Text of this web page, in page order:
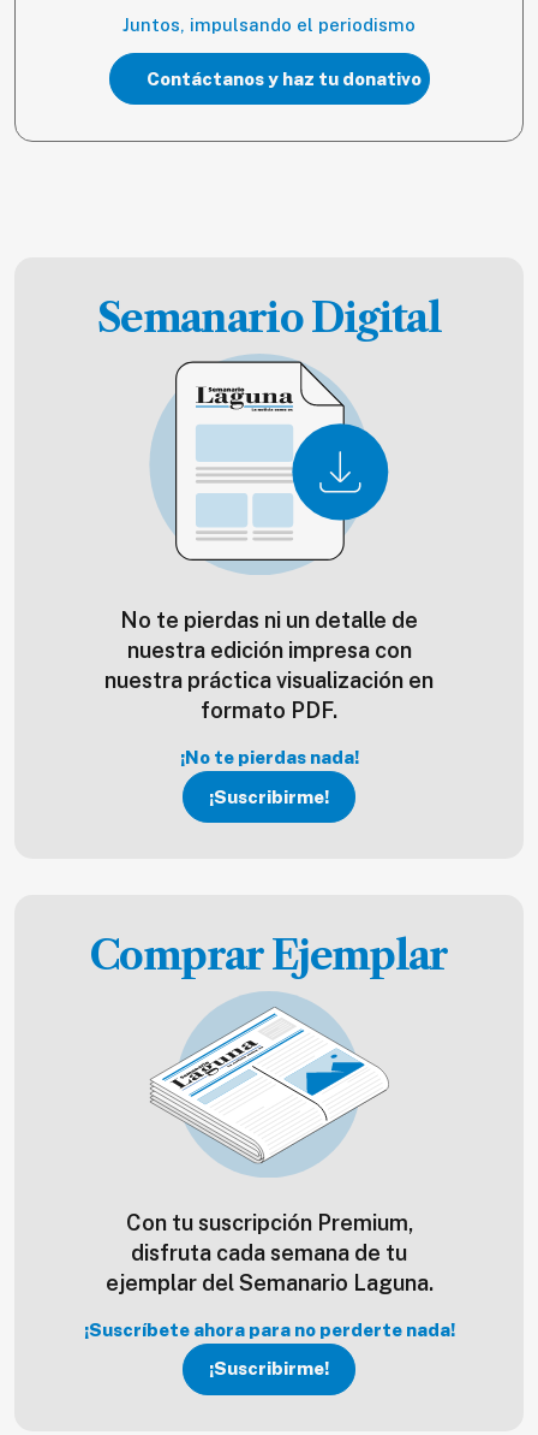
Juntos, impulsando el periodismo
Contáctanos y haz tu donativo
Semanario Digital
No te pierdas ni un detalle de
nuestra edición impresa con
nuestra práctica visualización en
formato PDF.
¡No te pierdas nada!
¡Suscribirme!
Comprar Ejemplar
Con tu suscripción Premium,
disfruta cada semana de tu
ejemplar del Semanario Laguna.
¡Suscríbete ahora para no perderte nada!
¡Suscribirme!